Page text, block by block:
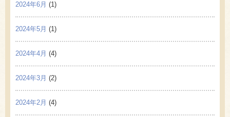
2024年6月 (1)
2024年5月 (1)
2024年4月 (4)
2024年3月 (2)
2024年2月 (4)